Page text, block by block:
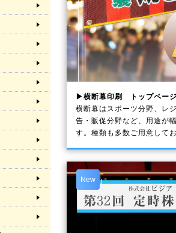
▶横断幕印刷 トップページ
横断幕はスポーツ分野、レ
告・販促分野など、用途が
す。種類も多数ご用意してお
New